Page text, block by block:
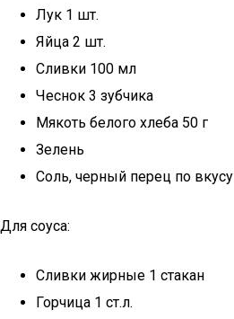
Лук 1 шт.
Яйца 2 шт.
Сливки 100 мл
Чеснок 3 зубчика
Мякоть белого хлеба 50 г
Зелень
Соль, черный перец по вкусу
Для соуса:
Сливки жирные 1 стакан
Горчица 1 ст.л.